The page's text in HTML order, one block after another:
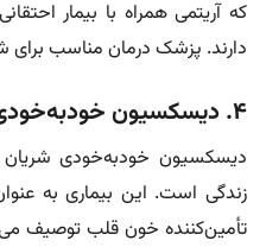
که آریتمی همراه با بیمار
دارند. پزشک درمان مناسب برای
۴. دیسکسیون خودبه‌خودی شریان کرونری (SCAD)
دیسکسیون خودبه‌خودی شریان
زندگی است. این بیماری به
تأمین‌کننده خون قلب توصیف